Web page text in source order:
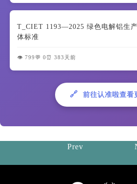
T_CIET 1193—2025 绿色电解铝生
体标准
👁️ 799 💬 0 ⏰ 383天前
🔗 前往认准啦查看
Prev